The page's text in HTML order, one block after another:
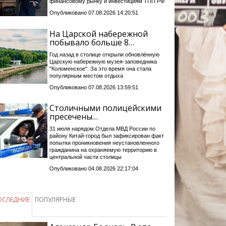
Опубликовано 07.08.2026 14:20:51
На Царской набережной
побывало больше 8…
Год назад в столице открыли обновлённую
Царскую набережную музея-заповедника
"Коломенское". За это время она стала
популярным местом отдыха
Опубликовано 07.08.2026 13:59:51
Столичными полицейскими
пресечены…
31 июля нарядом Отдела МВД России по
району Китай-город был зафиксирован факт
попытки проникновения неустановленного
гражданина на охраняемую территорию в
центральной части столицы
Опубликовано 04.08.2026 22:17:04
ПОПУЛЯРНЫЕ